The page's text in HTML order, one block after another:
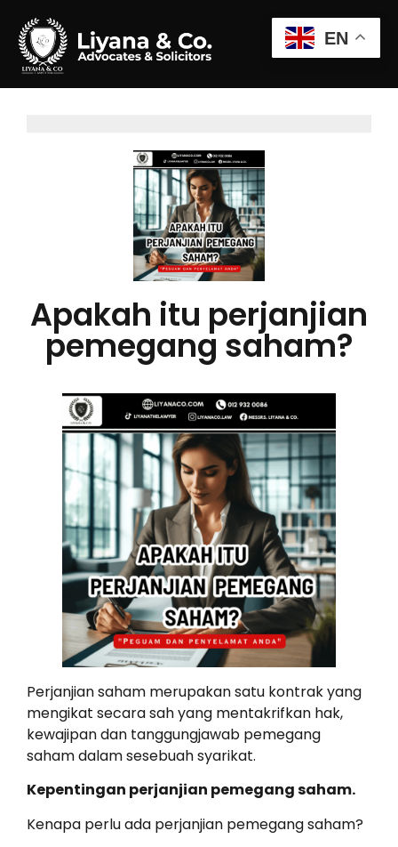
Apakah itu perjanjian
pemegang saham?
Perjanjian saham merupakan satu kontrak yang
mengikat secara sah yang mentakrifkan hak,
kewajipan dan tanggungjawab pemegang
saham dalam sesebuah syarikat.
Kepentingan perjanjian pemegang saham.
Kenapa perlu ada perjanjian pemegang saham?
EN